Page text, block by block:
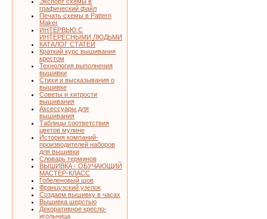
графический файл
Печать схемы в Pattern
Maker
ИНТЕРВЬЮ С
ИНТЕРЕСНЫМИ ЛЮДЬМИ
КАТАЛОГ СТАТЕЙ
Краткий курс вышивания
крестом
Технология выполнения
вышивки
Стихи и высказывания о
вышивке
Советы и хитрости
вышивания
Аксессуары для
вышивания
Таблицы соответствия
цветов мулине
История компаний-
производителей наборов
для вышивки
Словарь терминов
ВЫШИВКА - ОБУЧАЮЩИЙ
МАСТЕР-КЛАСС
Гобеленовый шов
Французский узелок
Создаем вышивку в часах
Вышивка шерстью
Декоративное кресло-
игольница